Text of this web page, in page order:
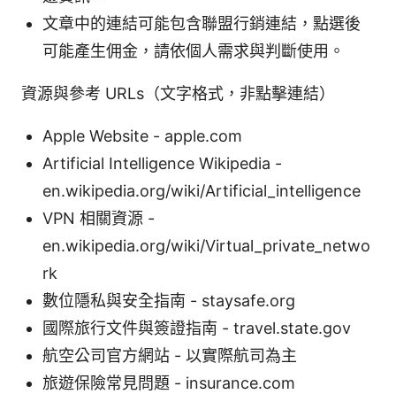
文章中的連結可能包含聯盟行銷連結，點選後
可能產生佣金，請依個人需求與判斷使用。
資源與參考 URLs（文字格式，非點擊連結）
Apple Website - apple.com
Artificial Intelligence Wikipedia -
en.wikipedia.org/wiki/Artificial_intelligence
VPN 相關資源 -
en.wikipedia.org/wiki/Virtual_private_netwo
rk
數位隱私與安全指南 - staysafe.org
國際旅行文件與簽證指南 - travel.state.gov
航空公司官方網站 - 以實際航司為主
旅遊保險常見問題 - insurance.com